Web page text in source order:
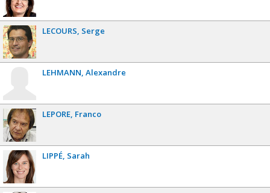
LECOURS Serge
LEHMANN Alexandre
LEPORE Franco
LIPPÉ Sarah